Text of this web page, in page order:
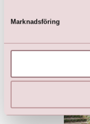
Marknadsföring
Lätt A-linje brudklänning
kr 13 499,00